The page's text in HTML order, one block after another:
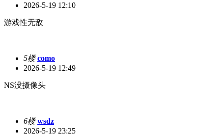
2026-5-19 12:10
游戏性无敌
5楼 como
2026-5-19 12:49
NS没摄像头
6楼 wsdz
2026-5-19 23:25